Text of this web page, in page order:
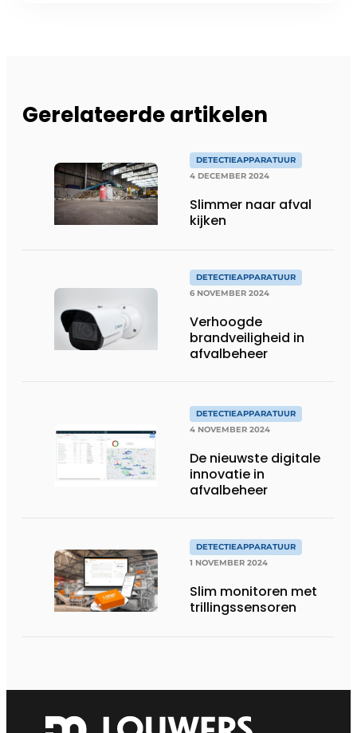
Gerelateerde artikelen
DETECTIEAPPARATUUR
4 DECEMBER 2024
Slimmer naar afval
kijken
DETECTIEAPPARATUUR
6 NOVEMBER 2024
Verhoogde
brandveiligheid in
afvalbeheer
DETECTIEAPPARATUUR
4 NOVEMBER 2024
De nieuwste digitale
innovatie in
afvalbeheer
DETECTIEAPPARATUUR
1 NOVEMBER 2024
Slim monitoren met
trillingssensoren